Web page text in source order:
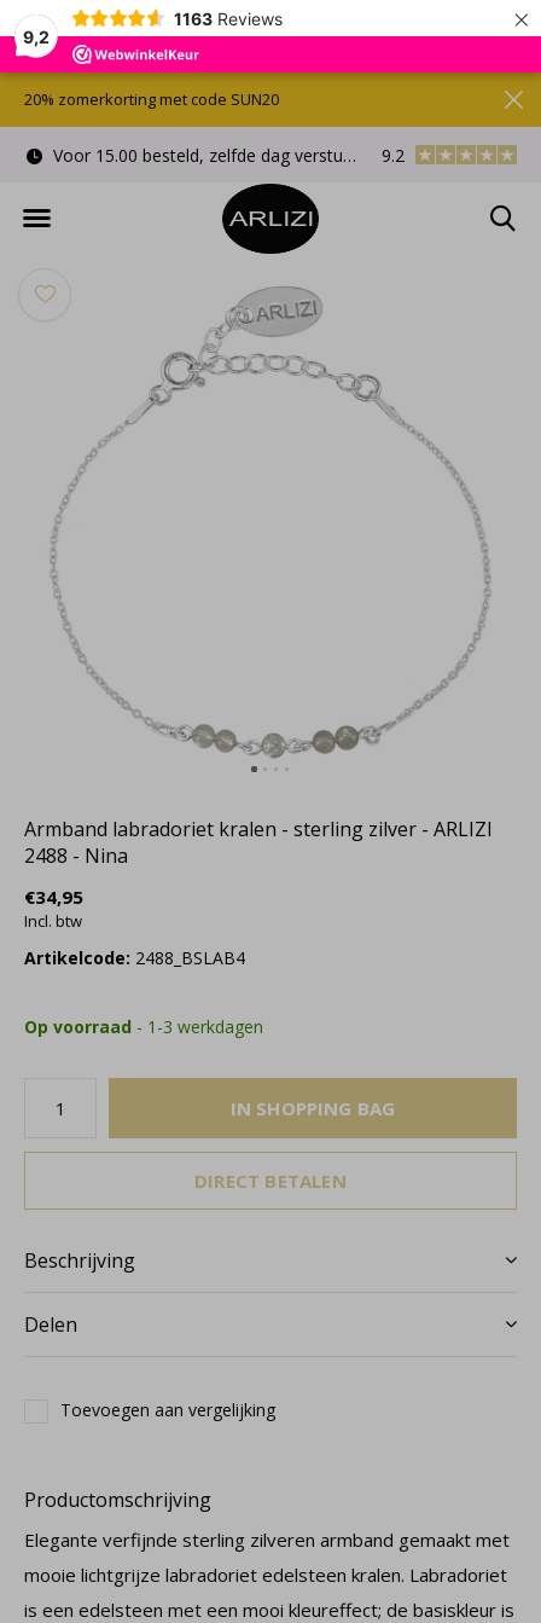
9,2
1163 Reviews ×
Voor 15.00 besteld, zelfde dag verstuurd Gratis
9.2
20% zomerkorting met code SUN20
Armband labradoriet kralen - sterling zilver - ARLIZI
2488 - Nina
€34,95
Incl. btw
Artikelcode: 2488_BSLAB4
Op voorraad - 1-3 werkdagen
IN SHOPPING BAG
DIRECT BETALEN
Beschrijving
Delen
Toevoegen aan vergelijking
Productomschrijving
Elegante verfijnde sterling zilveren armband gemaakt met
mooie lichtgrijze labradoriet edelsteen kralen. Labradoriet
is een edelsteen met een mooi kleureffect; de basiskleur is